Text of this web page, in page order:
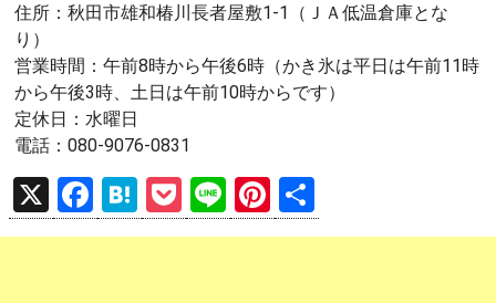
住所：秋田市雄和椿川長者屋敷1-1（ＪＡ低温倉庫とな
り）
営業時間：午前8時から午後6時（かき氷は平日は午前11時
から午後3時、土日は午前10時からです）
定休日：水曜日
電話：080-9076-0831
X
F
a
H
at
P
o
Li
n
Pi
nt 有